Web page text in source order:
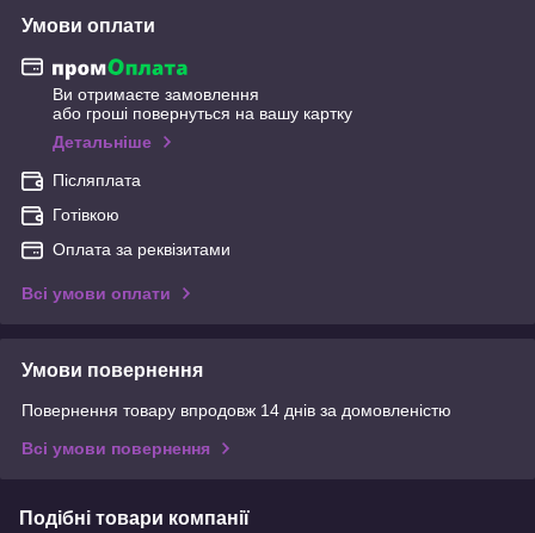
Умови оплати
Ви отримаєте замовлення
або гроші повернуться на вашу картку
Детальніше
Післяплата
Готівкою
Оплата за реквізитами
Всі умови оплати
Умови повернення
Повернення товару впродовж 14 днів за домовленістю
Всі умови повернення
Подібні товари компанії